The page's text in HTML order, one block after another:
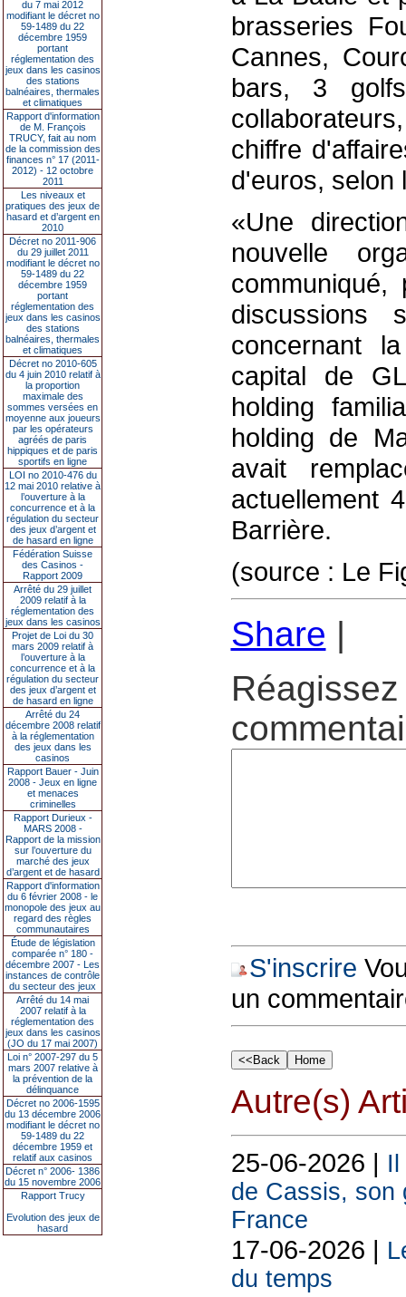
du 7 mai 2012
modifiant le décret no
59-1489 du 22
décembre 1959
portant
réglementation des
jeux dans les casinos
des stations
balnéaires, thermales
et climatiques
Rapport d'information
de M. François
TRUCY, fait au nom
de la commission des
finances n° 17 (2011-
2012) - 12 octobre
2011
Les niveaux et
pratiques des jeux de
hasard et d’argent en
2010
Décret no 2011-906
du 29 juillet 2011
modifiant le décret no
59-1489 du 22
décembre 1959
portant
réglementation des
jeux dans les casinos
des stations
balnéaires, thermales
et climatiques
Décret no 2010-605
du 4 juin 2010 relatif à
la proportion
maximale des
sommes versées en
moyenne aux joueurs
par les opérateurs
agréés de paris
hippiques et de paris
sportifs en ligne
LOI no 2010-476 du
12 mai 2010 relative à
l’ouverture à la
concurrence et à la
régulation du secteur
des jeux d’argent et
de hasard en ligne
Fédération Suisse
des Casinos -
Rapport 2009
Arrêté du 29 juillet
2009 relatif à la
réglementation des
jeux dans les casinos
Projet de Loi du 30
mars 2009 relatif à
l’ouverture à la
concurrence et à la
régulation du secteur
des jeux d’argent et
de hasard en ligne
Arrêté du 24
décembre 2008 relatif
à la réglementation
des jeux dans les
casinos
Rapport Bauer - Juin
2008 - Jeux en ligne
et menaces
criminelles
Rapport Durieux -
MARS 2008 -
Rapport de la mission
sur l’ouverture du
marché des jeux
d’argent et de hasard
Rapport d'information
du 6 février 2008 - le
monopole des jeux au
regard des règles
communautaires
Étude de législation
comparée n° 180 -
décembre 2007 - Les
instances de contrôle
du secteur des jeux
Arrêté du 14 mai
2007 relatif à la
réglementation des
jeux dans les casinos
(JO du 17 mai 2007)
Loi n° 2007-297 du 5
mars 2007 relative à
la prévention de la
délinquance
Décret no 2006-1595
du 13 décembre 2006
modifiant le décret no
59-1489 du 22
décembre 1959 et
relatif aux casinos
Décret n° 2006- 1386
du 15 novembre 2006
Rapport Trucy
Evolution des jeux de
hasard
brasseries
Cannes,
bars, 3
chiffre
d'euros, selon
«Une
nouvelle
discussions
concernant
capital de
holding
holding de
avait
actuellement
Barrière.
(source : Le
Share |
S'inscrire
un
Autre(s)
25-06-2026 | Il
de Cassis, son
France
17-06-2026 |
du temps